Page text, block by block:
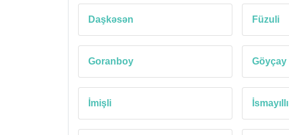
Daşkəsən Füzuli
Goranboy Göyçay
İmişli İsmayıllı